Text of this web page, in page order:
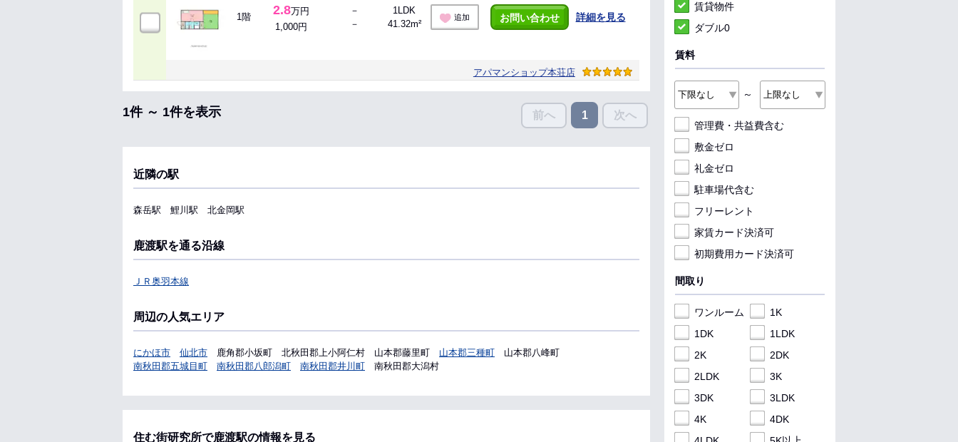
1階 2.8万円
1,000円
－
－
1LDK
41.32m²
追加 お問い合わせ 詳細を見る
アパマンショップ本荘店
1件 ～ 1件を表示 前へ 1 次へ
近隣の駅
森岳駅 鯉川駅 北金岡駅
鹿渡駅を通る沿線
ＪＲ奥羽本線
周辺の人気エリア
にかほ市 仙北市 鹿角郡小坂町 北秋田郡上小阿仁村 山本郡藤里町 山本郡三種町
山本郡八峰町
南秋田郡五城目町
南秋田郡八郎潟町 南秋田郡井川町 南秋田郡大潟村
住む街研究所で鹿渡駅の情報を見る
賃貸物件
ダブル0
賃料
～
管理費・共益費含む
敷金ゼロ
礼金ゼロ
駐車場代含む
フリーレント
家賃カード決済可
初期費用カード決済可
間取り
ワンルーム
1K
1DK
1LDK
2K
2DK
2LDK
3K
3DK
3LDK
4K
4DK